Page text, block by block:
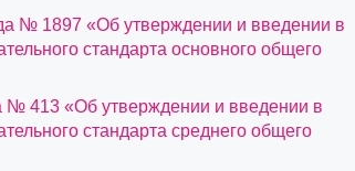
№ 1897 «Об утверждении и введении в
стандарта основного общего
№ 413 «Об утверждении и введении в
стандарта среднего общего